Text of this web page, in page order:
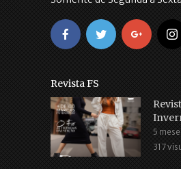
Revista FS
5
317